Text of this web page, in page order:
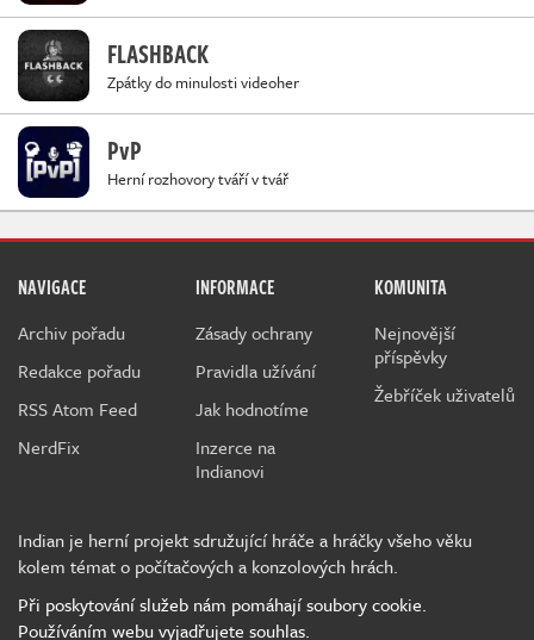
FLASHBACK
Zpátky do minulosti videoher
PvP
Herní rozhovory tváří v tvář
NAVIGACE
Archiv pořadu
Redakce pořadu
RSS Atom Feed
NerdFix
INFORMACE
Zásady ochrany
Pravidla užívání
Jak hodnotíme
Inzerce na
Indianovi
KOMUNITA
Nejnovější
příspěvky
Žebříček uživatelů
Indian je herní projekt sdružující hráče a hráčky všeho věku
kolem témat o počítačových a konzolových hrách.
Při poskytování služeb nám pomáhají soubory cookie.
Používáním webu vyjadřujete souhlas.